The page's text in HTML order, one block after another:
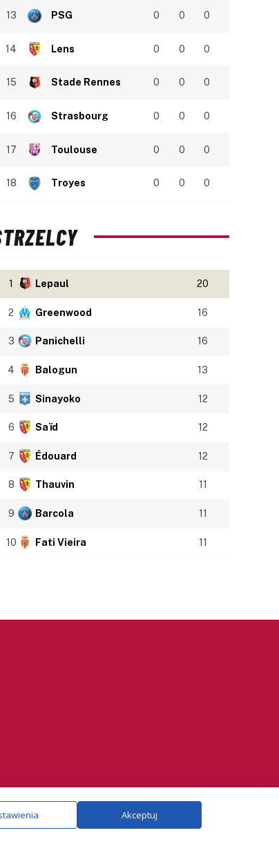
13 PSG 0 0 0
14 Lens 0 0 0
15 Stade Rennes 0 0 0
16 Strasbourg 0 0 0
17 Toulouse 0 0 0
18 Troyes 0 0 0
1 Lepaul 20
2 Greenwood 16
3 Panichelli 16
4 Balogun 13
5 Sinayoko 12
6 Saïd 12
7 Édouard 12
8 Thauvin 11
9 Barcola 11
10 Fati Vieira 11
Akceptuj